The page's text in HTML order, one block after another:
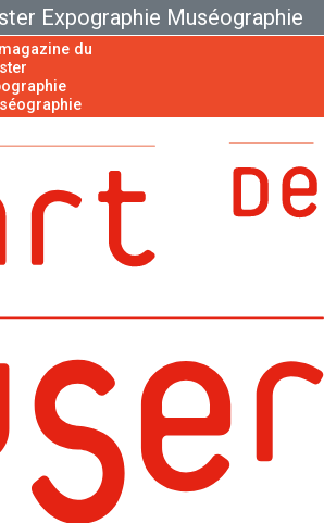
Expographie Muséographie
du